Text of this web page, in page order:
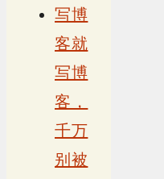
写博
客就
写博
客，
千万
别被